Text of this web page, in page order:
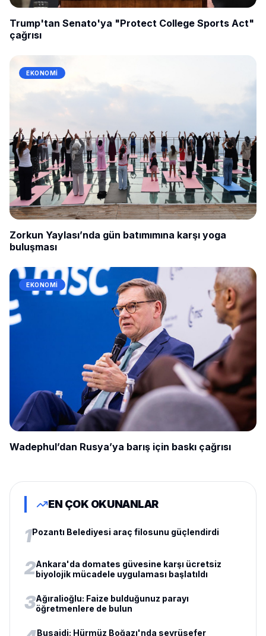
Trump'tan Senato'ya "Protect College Sports Act"
çağrısı
EKONOMI
Zorkun Yaylası’nda gün batımımına karşı yoga
buluşması
EKONOMI
Wadephul’dan Rusya’ya barış için baskı çağrısı
EN ÇOK OKUNANLAR
1Pozantı Belediyesi araç filosunu güçlendirdi
2Ankara'da domates güvesine karşı ücretsiz
biyolojik mücadele uygulaması başlatıldı
3Ağıralioğlu: Faize bulduğunuz parayı
öğretmenlere de bulun
Busaidi: Hürmüz Boğazı'nda seyrüsefer